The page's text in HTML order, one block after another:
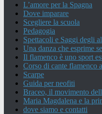
L’amore per la Spagna
Dove imparare
Scegliere la scuola
Pedagogia
Spettacoli e Saggi degli
Una danza che esprime
Il flamenco è uno sport
Corso di cante flamenco
Scarpe
Guida per neofiti
Braceo, il movimento
Maria Magdalena e la
dove siamo e contatti